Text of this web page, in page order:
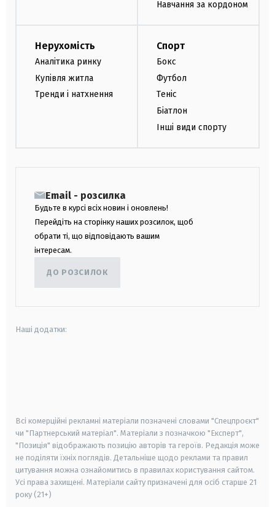
Навчання за кордоном
Нерухомість
Аналітика ринку
Купівля житла
Тренди і натхнення
Спорт
Бокс
Футбол
Теніс
Біатлон
Інші види спорту
Email - розсилка
Будьте в курсі всіх новин і оновлень!
Перейдіть на сторінку наших розсилок, щоб
обрати ті, що відповідають вашим
інтересам.
ДО РОЗСИЛОК
Наші додатки:
Всі комерційні рекламні матеріали позначені словами "Спецпроєкт"
чи "Партнерський матеріал". Матеріали з позначкою "Експерт",
"Позиція" відображають позицію авторів та героїв. Редакція може
не поділяти їхніх поглядів. Детальніше щодо реклами та правил
цитування можна ознайомитись в правилах користування сайтом.
Усі права захищені. Матеріали сайту призначені для осіб старше 21
року (21+)